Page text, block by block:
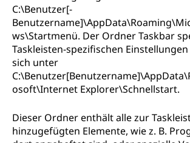
C:\Benutzer[-
ws\Startmenü. Der Ordner Taskbar
Taskleisten-spezifischen
sich unter
osoft\Internet Explorer\Schnellstart.
Dieser Ordner enthält alle zur
hinzugefügten Elemente, wie z. B.